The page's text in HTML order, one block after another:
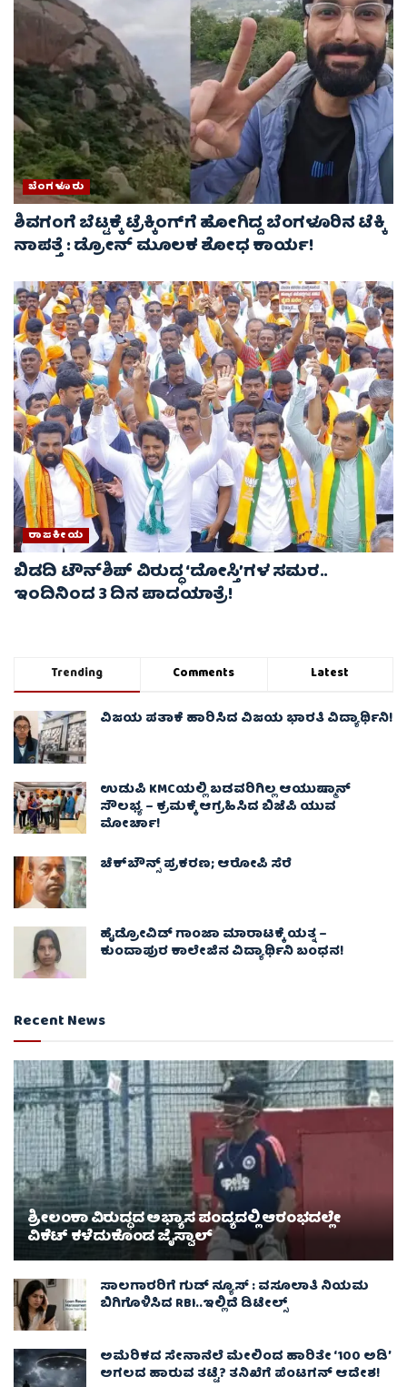
ಬೆಂಗಳೂರು
ಶಿವಗಂಗೆ ಬೆಟ್ಟಕ್ಕೆ ಟ್ರೆಕ್ಕಿಂಗ್‌ಗೆ ಹೋಗಿದ್ದ ಬೆಂಗಳೂರಿನ ಟೆಕ್ಕಿ
ನಾಪತ್ತೆ : ಡ್ರೋನ್ ಮೂಲಕ ಶೋಧ ಕಾರ್ಯ!
ರಾಜಕೀಯ
ಬಿಡದಿ ಟೌನ್‌ಶಿಪ್ ವಿರುದ್ಧ ‘ದೋಸ್ತಿ’ಗಳ ಸಮರ..
ಇಂದಿನಿಂದ 3 ದಿನ ಪಾದಯಾತ್ರೆ!
Trending Comments Latest
ವಿಜಯ ಪತಾಕೆ ಹಾರಿಸಿದ ವಿಜಯ ಭಾರತಿ ವಿದ್ಯಾರ್ಥಿನಿ!
ಉಡುಪಿ KMCಯಲ್ಲಿ ಬಡವರಿಗಿಲ್ಲ ಆಯುಷ್ಮಾನ್
ಸೌಲಭ್ಯ – ಕ್ರಮಕ್ಕೆ ಆಗ್ರಹಿಸಿದ ಬಿಜೆಪಿ ಯುವ
ಮೋರ್ಚಾ!
ಚೆಕ್​ಬೌನ್ಸ್​ ಪ್ರಕರಣ; ಆರೋಪಿ ಸೆರೆ
ಹೈಡ್ರೋವಿಡ್ ಗಾಂಜಾ ಮಾರಾಟಕ್ಕೆ ಯತ್ನ –
ಕುಂದಾಪುರ ಕಾಲೇಜಿನ ವಿದ್ಯಾರ್ಥಿನಿ ಬಂಧನ!
Recent News
ಶ್ರೀಲಂಕಾ ವಿರುದ್ಧದ ಅಭ್ಯಾಸ ಪಂದ್ಯದಲ್ಲಿ ಆರಂಭದಲ್ಲೇ
ವಿಕೆಟ್ ಕಳೆದುಕೊಂಡ ಜೈಸ್ವಾಲ್
ಸಾಲಗಾರರಿಗೆ ಗುಡ್ ನ್ಯೂಸ್ : ವಸೂಲಾತಿ ನಿಯಮ
ಬಿಗಿಗೊಳಿಸಿದ RBI..ಇಲ್ಲಿದೆ ಡಿಟೇಲ್ಸ್
ಅಮೆರಿಕದ ಸೇನಾನೆಲೆ ಮೇಲಿಂದ ಹಾರಿತೇ ‘100 ಅಡಿ’
ಅಗಲದ ಹಾರುವ ತಟ್ಟೆ? ತನಿಖೆಗೆ ಪೆಂಟಗನ್ ಆದೇಶ!